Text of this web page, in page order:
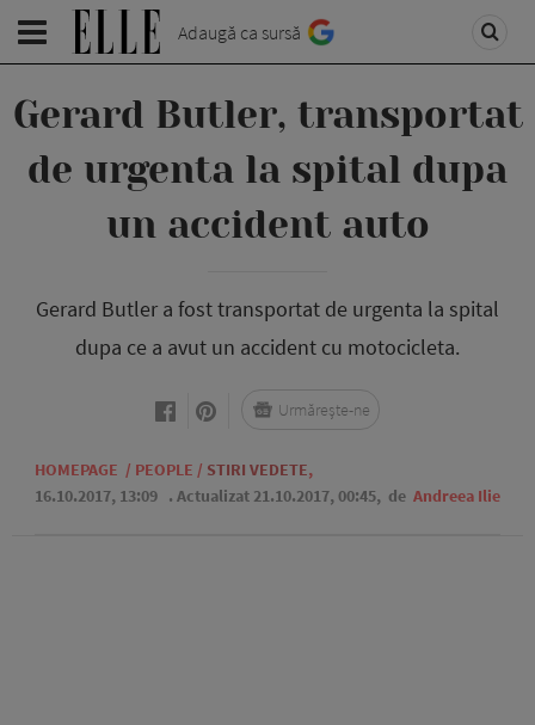
Adaugă ca sursă
Gerard Butler, transportat
de urgenta la spital dupa
un accident auto
Gerard Butler a fost transportat de urgenta la spital
dupa ce a avut un accident cu motocicleta.
HOMEPAGE / PEOPLE / STIRI VEDETE,
16.10.2017, 13:09 . Actualizat 21.10.2017, 00:45, de Andreea Ilie
Urmărește-ne